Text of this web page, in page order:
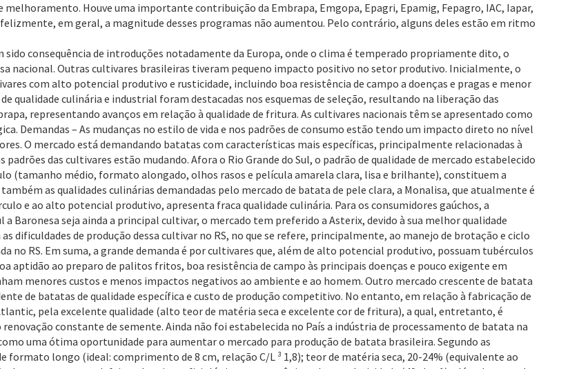
Houve uma importante contribuição da Embrapa, Emgopa, Epagri, Epamig, Fepagro, IAC, Iapar,
em geral, a magnitude desses programas não aumentou. Pelo contrário, alguns deles estão em ritmo
consequência de introduções notadamente da Europa, onde o clima é temperado propriamente dito, o
nacional. Outras cultivares brasileiras tiveram pequeno impacto positivo no setor produtivo. Inicialmente, o
com alto potencial produtivo e rusticidade, incluindo boa resistência de campo a doenças e pragas e menor
qualidade culinária e industrial foram destacadas nos esquemas de seleção, resultando na liberação das
representando avanços em relação à qualidade de fritura. As cultivares nacionais têm se apresentado como
Demandas – As mudanças no estilo de vida e nos padrões de consumo estão tendo um impacto direto no nível
O mercado está demandando batatas com características mais específicas, principalmente relacionadas à
das cultivares estão mudando. Afora o Rio Grande do Sul, o padrão de qualidade de mercado estabelecido
(tamanho médio, formato alongado, olhos rasos e película amarela clara, lisa e brilhante), constituem a
as qualidades culinárias demandadas pelo mercado de batata de pele clara, a Monalisa, que atualmente é
e ao alto potencial produtivo, apresenta fraca qualidade culinária. Para os consumidores gaúchos, a
Baronesa seja ainda a principal cultivar, o mercado tem preferido a Asterix, devido à sua melhor qualidade
dificuldades de produção dessa cultivar no RS, no que se refere, principalmente, ao manejo de brotação e ciclo
no RS. Em suma, a grande demanda é por cultivares que, além de alto potencial produtivo, possuam tubérculos
aptidão ao preparo de palitos fritos, boa resistência de campo às principais doenças e pouco exigente em
menores custos e menos impactos negativos ao ambiente e ao homem. Outro mercado crescente de batata
de batatas de qualidade específica e custo de produção competitivo. No entanto, em relação à fabricação de
pela excelente qualidade (alto teor de matéria seca e excelente cor de fritura), a qual, entretanto, é
constante de semente. Ainda não foi estabelecida no País a indústria de processamento de batata na
uma ótima oportunidade para aumentar o mercado para produção de batata brasileira. Segundo as
formato longo (ideal: comprimento de 8 cm, relação C/L ³ 1,8); teor de matéria seca, 20-24% (equivalente ao